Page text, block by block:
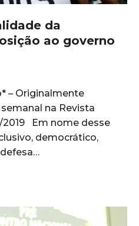
da
ao governo
– Originalmente
na Revista
2019 Em nome desse
democrático,